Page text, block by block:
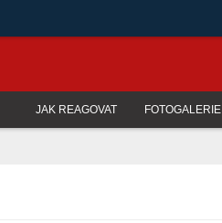
FOTOGALERIE
JAK REAGOVAT